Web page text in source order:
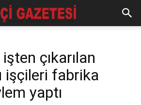
çıkarılan
işçileri fabrika
yaptı